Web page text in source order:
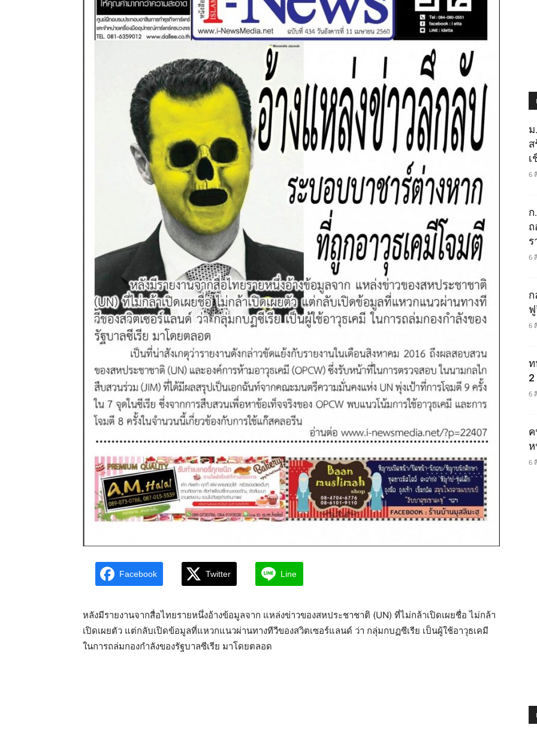
Facebook Twitter Line
หลังมีรายงานจากสื่อไทยรายหนึ่งอ้างข้อมูลจาก แหล่งข่าวของสหประชาชาติ (UN) ที่ไม่กล้าเปิดเผยชื่อ ไม่กล้า
เปิดเผยตัว แต่กลับเปิดข้อมูลที่แหวกแนวผ่านทางทีวีของสวิตเซอร์แลนด์ ว่า กลุ่มกบฏซีเรีย เป็นผู้ใช้อาวุธเคมี
ในการถล่มกองกำลังของรัฐบาลซีเรีย มาโดยตลอด
6
6
6
ท
6
ห
6